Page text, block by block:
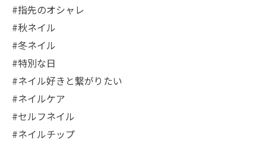
#指先のオシャレ
#秋ネイル
#冬ネイル
#特別な日
#ネイル好きと繋がりたい
#ネイルケア
#セルフネイル
#ネイルチップ